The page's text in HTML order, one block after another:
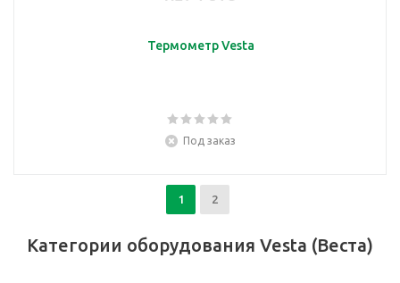
Термометр Vesta
Под заказ
1 2
Категории оборудования Vesta (Веста)